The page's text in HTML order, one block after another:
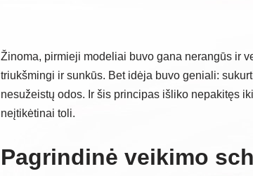
Žinoma, pirmieji modeliai buvo gana nerangūs ir
triukšmingi ir sunkūs. Bet idėja buvo geniali:
nesužeistų odos. Ir šis principas išliko nepakitęs
neįtikėtinai toli.
Pagrindinė veikimo